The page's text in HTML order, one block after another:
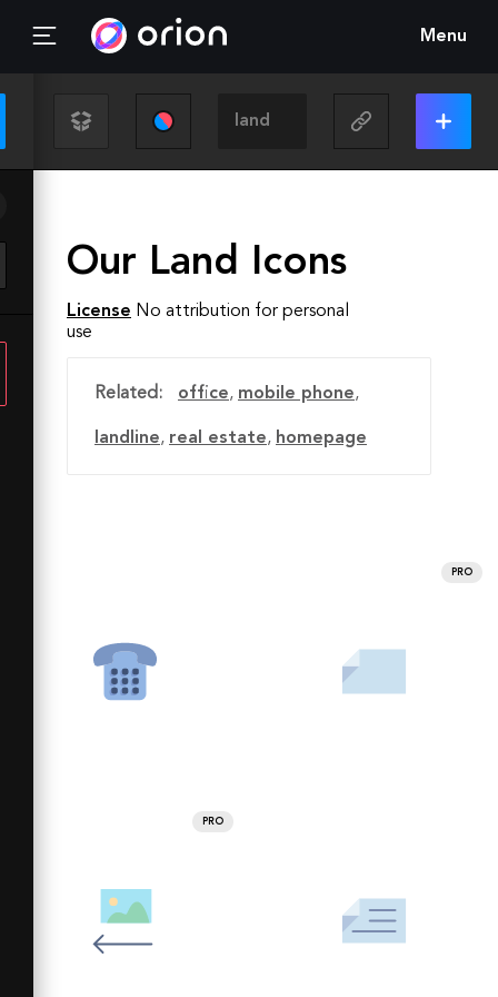
Menu
Our Land Icons
License No attribution for personal
use
Related: office, mobile phone,
landline, real estate, homepage
PRO
PRO